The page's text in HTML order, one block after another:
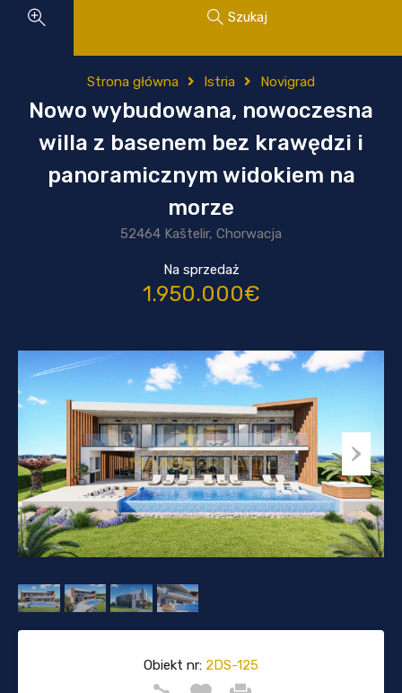
Szukaj
Strona główna Istria Novigrad
Nowo wybudowana, nowoczesna
willa z basenem bez krawędzi i
panoramicznym widokiem na
morze
52464 Kaštelir, Chorwacja
Na sprzedaż
1.950.000€
Obiekt nr: 2DS-125